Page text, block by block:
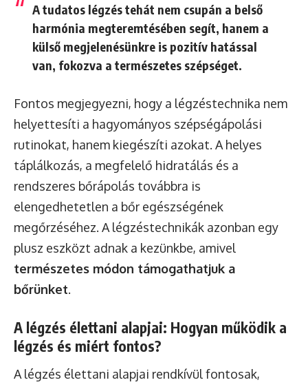
A tudatos légzés tehát nem csupán a belső
harmónia megteremtésében segít, hanem a
külső megjelenésünkre is pozitív hatással
van, fokozva a természetes szépséget.
Fontos megjegyezni, hogy a légzéstechnika nem
helyettesíti a hagyományos szépségápolási
rutinokat, hanem kiegészíti azokat. A helyes
táplálkozás, a megfelelő hidratálás és a
rendszeres bőrápolás továbbra is
elengedhetetlen a bőr egészségének
megőrzéséhez. A légzéstechnikák azonban egy
plusz eszközt adnak a kezünkbe, amivel
természetes módon támogathatjuk a
bőrünket.
A légzés élettani alapjai: Hogyan működik a
légzés és miért fontos?
A légzés élettani alapjai rendkívül fontosak,